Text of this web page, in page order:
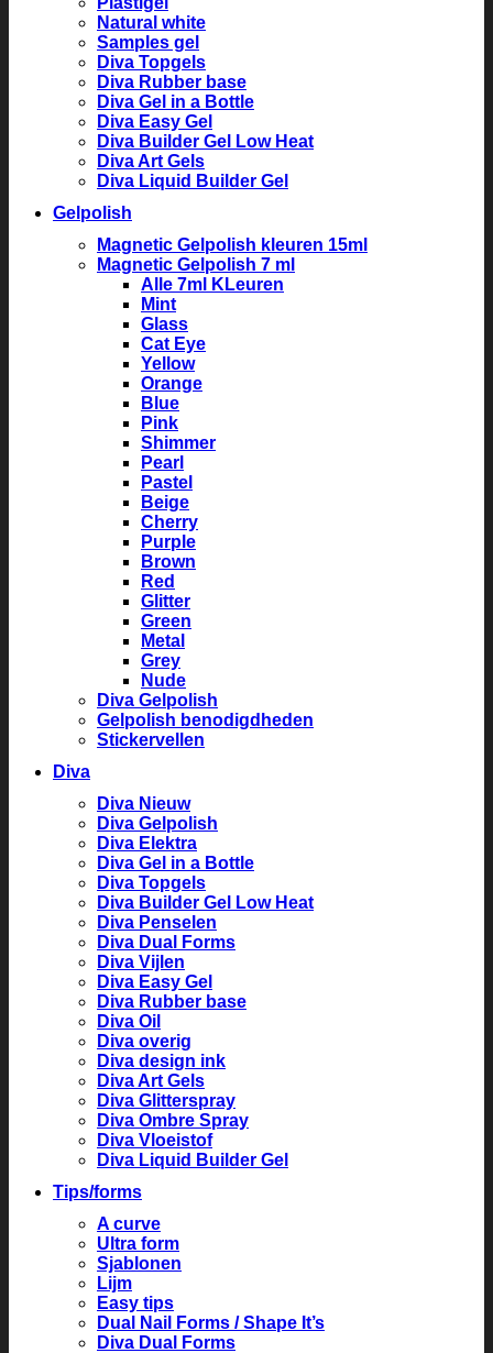
Natural white
Samples gel
Diva Topgels
Diva Rubber base
Diva Gel in a Bottle
Diva Easy Gel
Diva Builder Gel Low Heat
Diva Art Gels
Diva Liquid Builder Gel
Gelpolish
Magnetic Gelpolish kleuren 15ml
Magnetic Gelpolish 7 ml
Alle 7ml KLeuren
Mint
Glass
Cat Eye
Yellow
Orange
Blue
Pink
Shimmer
Pearl
Pastel
Beige
Cherry
Purple
Brown
Red
Glitter
Green
Metal
Grey
Nude
Diva Gelpolish
Gelpolish benodigdheden
Stickervellen
Diva
Diva Nieuw
Diva Gelpolish
Diva Elektra
Diva Gel in a Bottle
Diva Topgels
Diva Builder Gel Low Heat
Diva Penselen
Diva Dual Forms
Diva Vijlen
Diva Easy Gel
Diva Rubber base
Diva Oil
Diva overig
Diva design ink
Diva Art Gels
Diva Glitterspray
Diva Ombre Spray
Diva Vloeistof
Diva Liquid Builder Gel
Tips/forms
A curve
Ultra form
Sjablonen
Lijm
Easy tips
Dual Nail Forms / Shape It’s
Diva Dual Forms